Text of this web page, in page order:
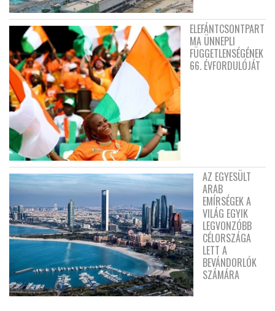
ELEFÁNTCSONTPART
MA ÜNNEPLI
FÜGGETLENSÉGÉNEK
66. ÉVFORDULÓJÁT
AZ EGYESÜLT
ARAB
EMÍRSÉGEK A
VILÁG EGYIK
LEGVONZÓBB
CÉLORSZÁGA
LETT A
BEVÁNDORLÓK
SZÁMÁRA